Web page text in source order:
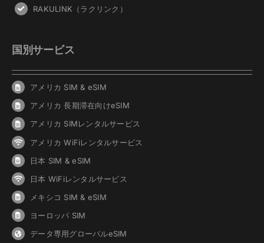
RAKULINK（ラクリンク）
国別サービス
アメリカ SIM & eSIM
アメリカ 長期滞在向けeSIM
アメリカ SIMレンタルサービス
アメリカ WiFiレンタルサービス
日本 SIM & eSIM
日本 WiFiレンタルサービス
メキシコ SIM & eSIM
ヨーロッパ SIM
データ専用グローバルeSIM